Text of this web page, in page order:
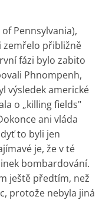
Pennsylvania),
zemřelo přibližně
fázi bylo zabito
Phnompenh,
výsledek americké
o „killing fields"
ani vláda
to byli jen
je, že v té
bombardování.
ještě předtím, než
protože nebyla jiná